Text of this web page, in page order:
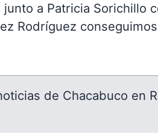
junto a Patricia Sorichillo
Rodríguez
de Chacabuco en